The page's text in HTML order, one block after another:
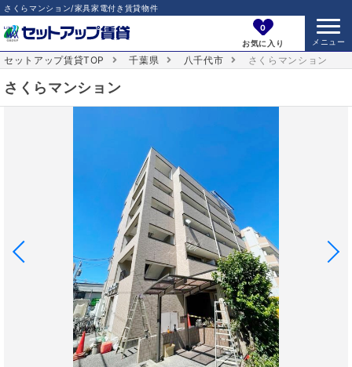
さくらマンション/家具家電付き賃貸物件
0
お気に入り
セットアップ賃貸TOP 千葉県 八千代市 さくらマンション
さくらマンション